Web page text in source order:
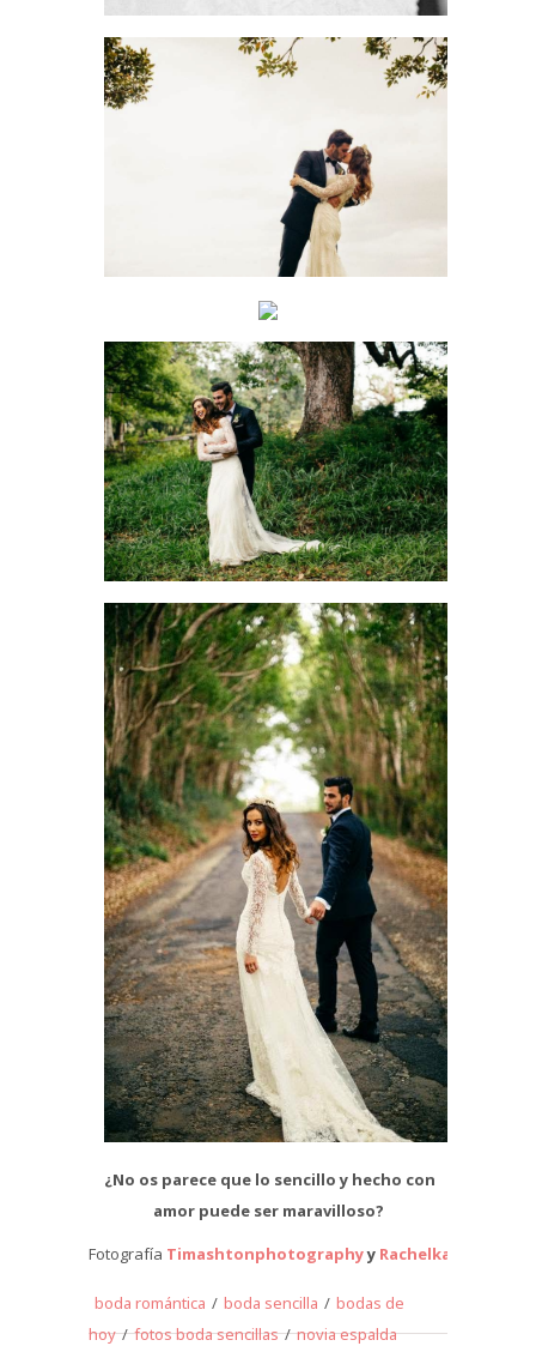
¿No os parece que lo sencillo y hecho con
amor puede ser maravilloso?
Fotografía Timashtonphotographyy Rachelkara.
boda romántica / boda sencilla / bodas de
hoy / fotos boda sencillas / novia espalda